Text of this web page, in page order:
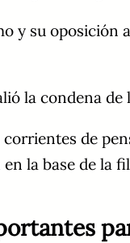
y su
la condena
de
la base de la